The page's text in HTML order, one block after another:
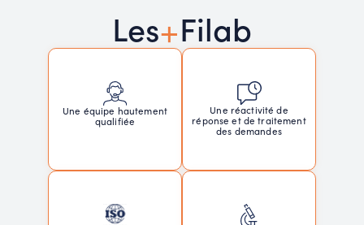
Les+Filab
Une équipe hautement
qualifiée
Une réactivité de
réponse et de traitement
des demandes